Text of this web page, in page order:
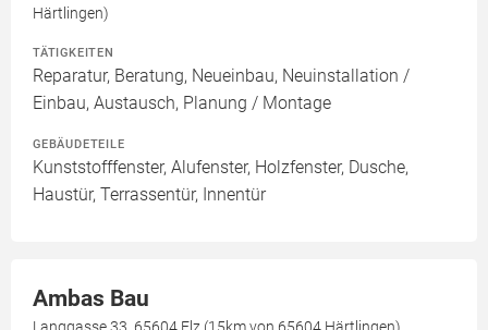
Härtlingen)
TÄTIGKEITEN
Reparatur, Beratung, Neueinbau, Neuinstallation /
Einbau, Austausch, Planung / Montage
GEBÄUDETEILE
Kunststofffenster, Alufenster, Holzfenster, Dusche,
Haustür, Terrassentür, Innentür
Ambas Bau